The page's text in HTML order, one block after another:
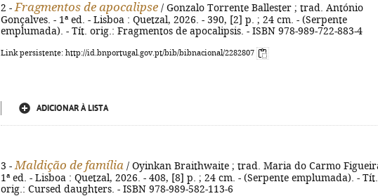
2 - Fragmentos de apocalipse / Gonzalo Torrente Ballester ; trad. António
Gonçalves. - 1ª ed. - Lisboa : Quetzal, 2026. - 390, [2] p. ; 24 cm. - (Serpente
emplumada). - Tít. orig.: Fragmentos de apocalipsis. - ISBN 978-989-722-883-4
Link persistente: http://id.bnportugal.gov.pt/bib/bibnacional/2282807
ADICIONAR À LISTA
3 - Maldição de família / Oyinkan Braithwaite ; trad. Maria do Carmo
1ª ed. - Lisboa : Quetzal, 2026. - 408, [8] p. ; 24 cm. - (Serpente emplumada). - Tít.
orig.: Cursed daughters. - ISBN 978-989-582-113-6